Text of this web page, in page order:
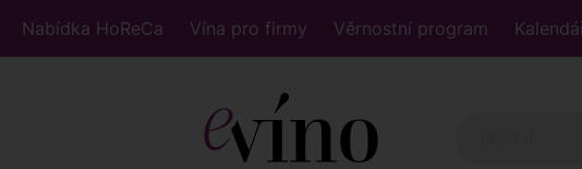
Nabídka HoReCa Vína pro firmy Věrnostní program